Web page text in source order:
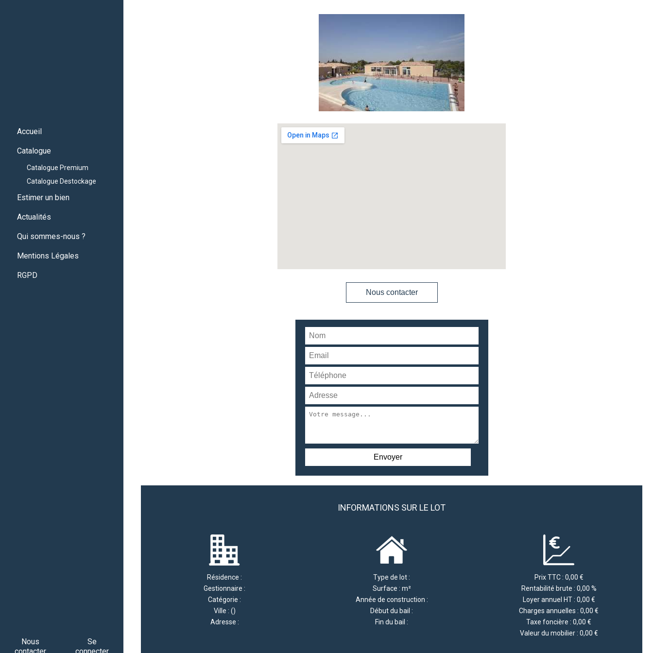
Accueil
Catalogue
Catalogue Premium
Catalogue Destockage
Estimer un bien
Actualités
Qui sommes-nous ?
Mentions Légales
RGPD
Nous
Se
Nous contacter
INFORMATIONS SUR LE LOT
Résidence :
Gestionnaire :
Catégorie :
Ville : ()
Adresse :
Type de lot :
Surface : m²
Année de construction :
Début du bail :
Fin du bail :
Prix TTC : 0,00 €
Rentabilité brute : 0,00 %
Loyer annuel HT : 0,00 €
Charges annuelles : 0,00 €
Taxe foncière : 0,00 €
Valeur du mobilier : 0,00 €